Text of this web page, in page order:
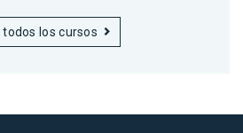
todos los cursos